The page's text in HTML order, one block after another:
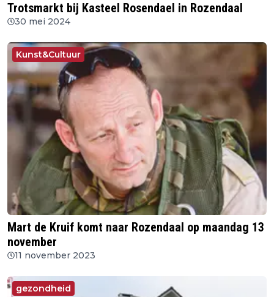
Trotsmarkt bij Kasteel Rosendael in Rozendaal
30 mei 2024
Kunst&Cultuur
Mart de Kruif komt naar Rozendaal op maandag 13
november
11 november 2023
gezondheid